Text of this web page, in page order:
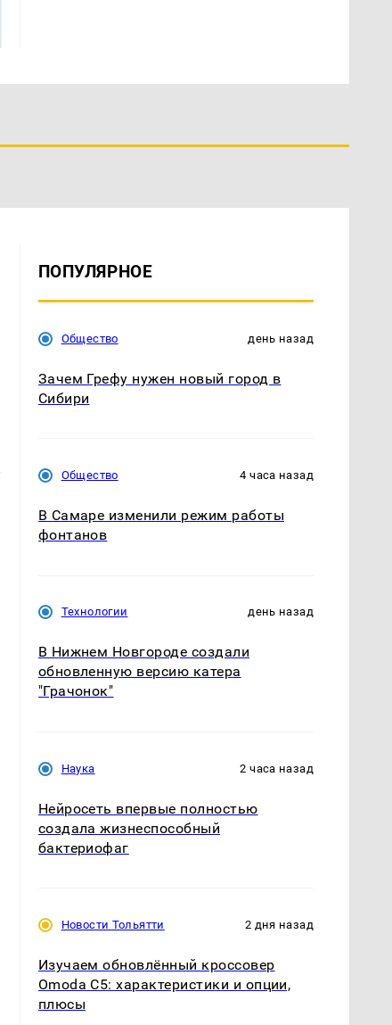
ПОПУЛЯРНОЕ
Общество день назад
Зачем Грефу нужен новый город в
Сибири
Общество 4 часа назад
В Самаре изменили режим работы
фонтанов
Технологии день назад
В Нижнем Новгороде создали
обновленную версию катера
"Грачонок"
Наука 2 часа назад
Нейросеть впервые полностью
создала жизнеспособный
бактериофаг
Новости Тольятти 2 дня назад
Изучаем обновлённый кроссовер
Omoda C5: характеристики и опции,
плюсы